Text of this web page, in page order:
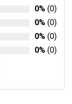
0% (0)
0% (0)
0% (0)
0% (0)